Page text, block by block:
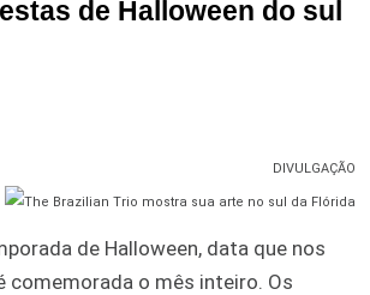
de Halloween do sul
DIVULGAÇÃO
de Halloween, data que nos
comemorada o mês inteiro. Os